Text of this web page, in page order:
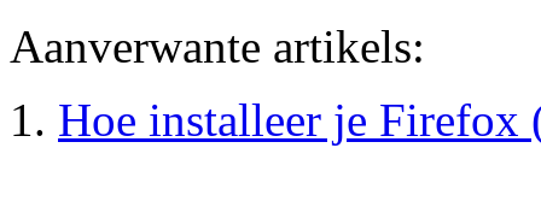
Aanverwante artikels:
Hoe installeer je Firefox